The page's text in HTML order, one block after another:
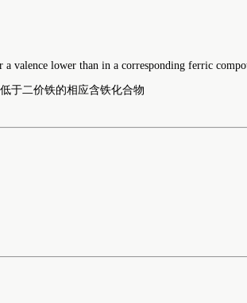
valence lower than in a corresponding ferric
于二价铁的相应含铁化合物